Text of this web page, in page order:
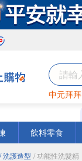
中元拜拜
飲料零食
/ 洗護造型 / 功能性洗髮精